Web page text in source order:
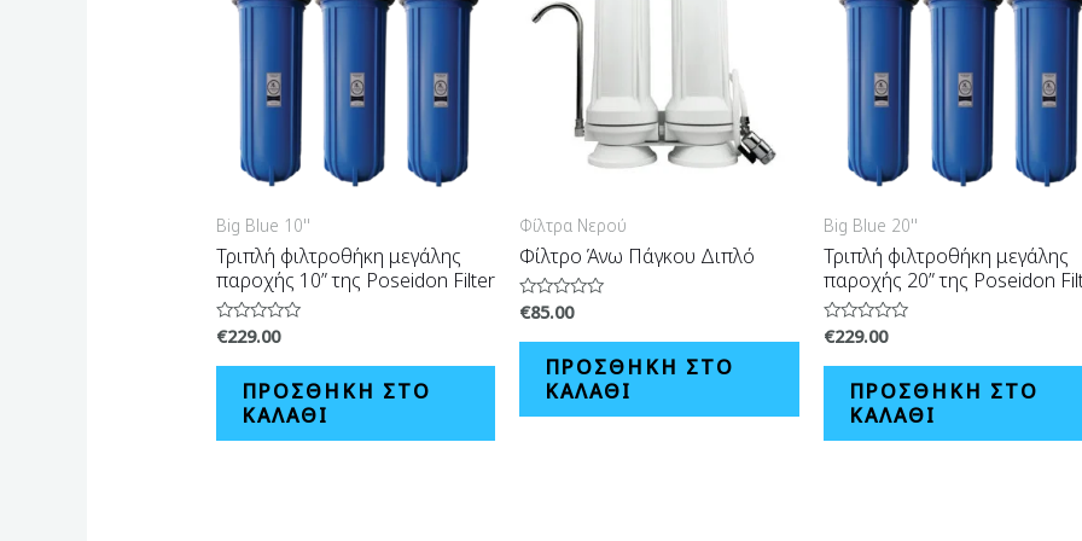
Big Blue 10''
Τριπλή φιλτροθήκη μεγάλης
παροχής 10” της Poseidon Filter
Βαθμολογήθηκε
0
€229.00
ΠΡΟΣΘΉΚΗ ΣΤΟ
ΚΑΛΆΘΙ
Φίλτρα Νερού
Φίλτρο Άνω Πάγκου Διπλό
Βαθμολογήθηκε
0
€85.00
ΠΡΟΣΘΉΚΗ ΣΤΟ
ΚΑΛΆΘΙ
Big Blue 20''
Τριπλή φιλτροθήκη μεγάλης
παροχής 20” της Poseidon
Βαθμολογήθηκε
0
€229.00
ΠΡΟΣΘΉΚΗ ΣΤΟ
ΚΑΛΆΘΙ